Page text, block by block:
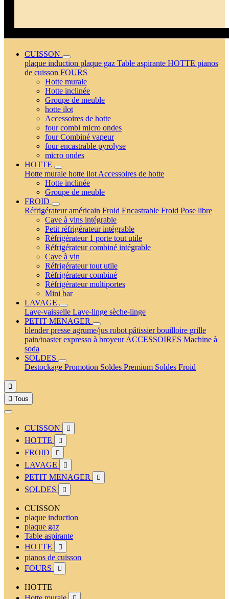
CUISSON
plaque induction plaque gaz Table aspirante HOTTE pianos
de cuisson FOURS
Hotte murale
Hotte inclinée
Groupe de meuble
hotte ilot
Accessoires de hotte
four combi micro ondes
four Combiné vapeur
four encastrable pyrolyse
micro ondes
HOTTE
Hotte murale hotte ilot Accessoires de hotte
Hotte inclinée
Groupe de meuble
FROID
Réfrigérateur américain Froid Encastrable Froid Pose libre
Cave à vins intégrable
Petit réfrigérateur intégrable
Réfrigérateur 1 porte tout utile
Réfrigérateur combiné intégrable
Cave à vin
Réfrigérateur tout utile
Réfrigérateur combiné
Réfrigérateur multiportes
Mini bar
LAVAGE
Lave-vaisselle Lave-linge sèche-linge
PETIT MENAGER
blenderpresse agrume/jus robot pâtissierbouilloire grille
pain/toasterexpresso à broyeurACCESSOIRES Machine à
soda
SOLDES
Destockage Promotion Soldes Premium Soldes Froid

 Tous
CUISSON 
HOTTE 
FROID 
LAVAGE 
PETIT MENAGER 
SOLDES 
CUISSON
plaque induction
plaque gaz
Table aspirante
HOTTE

pianos de cuisson
FOURS

HOTTE